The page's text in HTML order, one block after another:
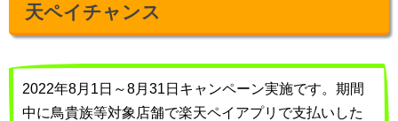
天ペイチャンス
2022年8月1日～8月31日キャンペーン実施です。期間
中に鳥貴族等対象店舗で楽天ペイアプリで支払いした